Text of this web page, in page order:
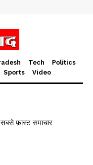
Tech
Politics
Sports Video
फ़ास्ट समाचार